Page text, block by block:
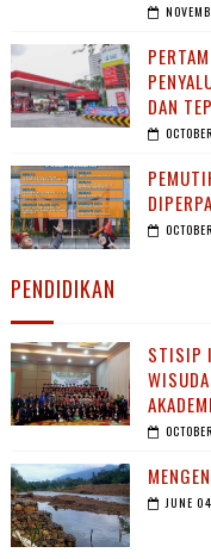
DAN
PENDIDIKAN
STISIP
JUNE